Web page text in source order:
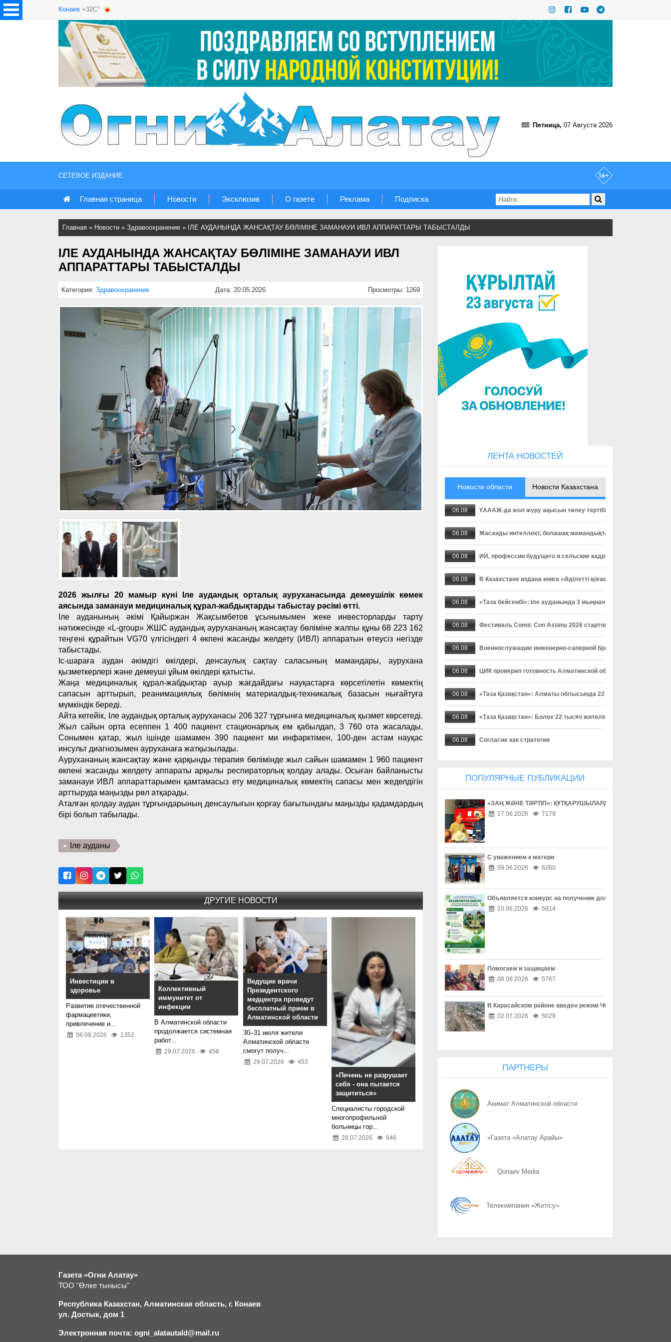
Конаев +32C°
Пятница, 07 Августа 2026
СЕТЕВОЕ ИЗДАНИЕ
Главная страница Новости Эксклюзив О газете Реклама Подписка
Главная » Новости » Здравоохранение » ІЛЕ АУДАНЫНДА ЖАНСАҚТАУ БӨЛІМІНЕ ЗАМАНАУИ ИВЛ АППАРАТТАРЫ ТАБЫСТАЛДЫ
ІЛЕ АУДАНЫНДА ЖАНСАҚТАУ БӨЛІМІНЕ ЗАМАНАУИ ИВЛ
АППАРАТТАРЫ ТАБЫСТАЛДЫ
Категория: Здравоохранение Дата: 20.05.2026 Просмотры: 1269
2026 жылғы 20 мамыр күні Іле аудандық орталық ауруханасында демеушілік көмек
аясында заманауи медициналық құрал-жабдықтарды табыстау рәсімі өтті.
Іле ауданының әкімі Қайыржан Жақсымбетов ұсынымымен жеке инвесторларды тарту
нәтижесінде «L-group» ЖШС аудандық аурухананың жансақтау бөліміне жалпы құны 68 223 162
теңгені құрайтын VG70 үлгісіндегі 4 өкпені жасанды желдету (ИВЛ) аппаратын өтеусіз негізде
табыстады.
Іс-шараға аудан әкімдігі өкілдері, денсаулық сақтау саласының мамандары, аурухана
қызметкерлері және демеуші ұйым өкілдері қатысты.
Жаңа медициналық құрал-жабдықтар ауыр жағдайдағы науқастарға көрсетілетін көмектің
сапасын арттырып, реанимациялық бөлімнің материалдық-техникалық базасын нығайтуға
мүмкіндік береді.
Айта кетейік, Іле аудандық орталық ауруханасы 206 327 тұрғынға медициналық қызмет көрсетеді.
Жыл сайын орта есеппен 1 400 пациент стационарлық ем қабылдап, 3 760 ота жасалады.
Сонымен қатар, жыл ішінде шамамен 390 пациент ми инфарктімен, 100-ден астам науқас
инсульт диагнозымен ауруханаға жатқызылады.
Аурухананың жансақтау және қарқынды терапия бөлімінде жыл сайын шамамен 1 960 пациент
өкпені жасанды желдету аппараты арқылы респираторлық қолдау алады. Осыған байланысты
заманауи ИВЛ аппараттарымен қамтамасыз ету медициналық көмектің сапасы мен жеделдігін
арттыруда маңызды рөл атқарады.
Аталған қолдау аудан тұрғындарының денсаулығын қорғау бағытындағы маңызды қадамдардың
бірі болып табылады.
Іле ауданы
ДРУГИЕ НОВОСТИ
Инвестиции в
здоровье
Развитие отечественной
фармацевтики,
привлечение и...
06.08.2026 1352
Коллективный
иммунитет от
инфекции
В Алматинской области
продолжается системная
работ...
29.07.2026 458
Ведущие врачи
Президентского
медцентра проведут
бесплатный прием в
Алматинской области
30–31 июля жители
Алматинской области
смогут получ...
29.07.2026 453
«Печень не разрушает
себя - она пытается
защититься»
Специалисты городской
многопрофильной
больницы гор...
28.07.2026 646
ЛЕНТА НОВОСТЕЙ
Новости области Новости Казахстана
06.08 ҮАААЖ-да жол жүру ақысын төлеу тәртібі өзгерді: төлемді
06.08 Жасанды интеллект, болашақ мамандықтар және ауылдағы
06.08 ИИ, профессии будущего и сельские кадры - о чем спорили
06.08 В Казахстане издана книга «Әділетті қоғамға шыншыл сөз»,
06.08 «Таза бейсенбі»: Іле ауданында 3 мыңнан астам адам
06.08 Фестиваль Comic Con Astana 2026 стартовал в столице
06.08 Военнослужащие инженерно-саперной бригады осваивают
06.08 ЦИК проверил готовность Алматинской области к выборам
06.08 «Таза Қазақстан»: Алматы облысында 22 мыңнан астам
06.08 «Таза Қазақстан»: Более 22 тысяч жителей Алматинской
06.08 Согласие как стратегия
06.08 Безопасность начинается с ответственности
06.08 Бытовое насилие - не семейное дело
06.08 Инвестиции в здоровье
06.08 Борьба с наркоманией выходит на новый уровень
06.08 Наркотическая зависимость разрушает здоровье
06.08 Собственник обязан соблюдать законодательство
06.08 Опасный обгон – риск для каждого
06.08 Перекресток, где победила вежливость
06.08 Право собственности - основа доверия
06.08 Собственность начинается с уважения
06.08 Дроппер - не безобидный посредник
06.08
06.08
06.08 Радиоэкологический мониторинг приграничных территорий
ПОПУЛЯРНЫЕ ПУБЛИКАЦИИ
«ЗАҢ ЖӘНЕ ТӘРТІП»: ҚҰТҚАРУШЫЛАРДЫҢ ЕҢБЕГІМЕН
17.06.2026
7179
С уважением к матери
09.06.2026
6260
Объявляется конкурс на получение долгосрочного гранта
10.06.2026
5914
Помогаем и защищаем
08.06.2026
5767
В Карасайском районе введен режим ЧС местного масштаба
02.07.2026
5029
ПАРТНЕРЫ
Акимат Алматинской области
«Газета «Алатау Арайы»
Qonaev Media
Телекомпания «Жетісу»
Газета «Огни Алатау»
ТОО "Өлке тынысы"
Республика Казахстан, Алматинская область, г. Конаев
ул. Достык, дом 1
Электронная почта: ogni_alatautald@mail.ru